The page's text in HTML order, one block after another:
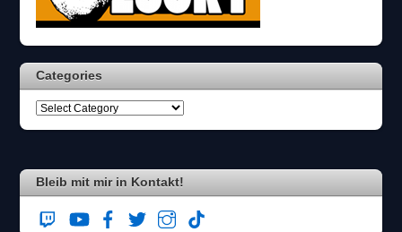
Categories
Bleib mit mir in Kontakt!